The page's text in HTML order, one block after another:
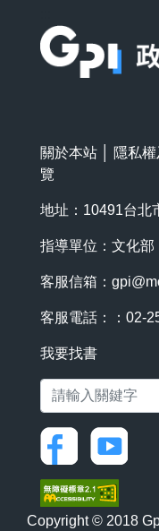
關於本站 隱私
覽
地址：10491台北
指導單位：文化部
客服信箱：
客服電話：：02-
我要找書
Copyright © 2018